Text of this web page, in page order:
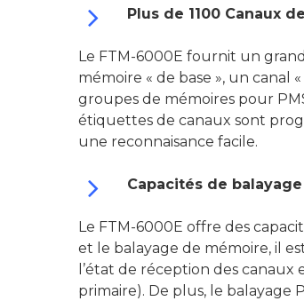
Plus de 1100 Canaux
Le FTM-6000E fournit un
mémoire « de base », un canal
groupes de mémoires pour
étiquettes de canaux sont
une reconnaisance facile.
Capacités de
Le FTM-6000E offre des
et le balayage de mémoire, il
l’état de réception des
primaire). De plus, le balayage